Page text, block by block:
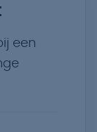
een